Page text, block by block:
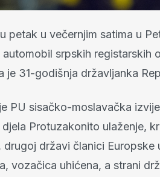
petak u večernjim satima u
automobil srpskih registarskih
je 31-godišnja državljanka
PU sisačko-moslavačka
Protuzakonito ulaženje,
drugoj državi članici Europske
vozačica uhićena, a strani